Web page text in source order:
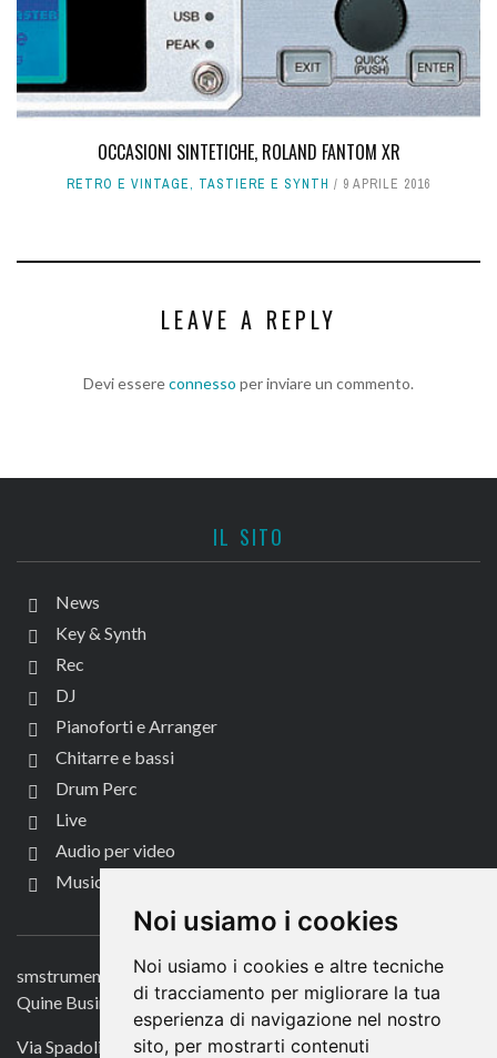
Noi usiamo i cookies
Noi usiamo i cookies e altre tecniche
di tracciamento per migliorare la tua
esperienza di navigazione nel nostro
sito, per mostrarti contenuti
OCCASIONI SINTETICHE, ROLAND FANTOM XR
RETRO E VINTAGE, TASTIERE E SYNTH 9 APRILE 2016
LEAVE A REPLY
Devi essereconnesso per inviare un commento.
IL SITO
News
Key & Synth
Rec
DJ
Pianoforti e Arranger
Chitarre e bassi
Drum Perc
Live
Audio per video
Music Life
CONTATTACI
smstrumentimusicali.it
Quine Business Publisher
Via Spadolini 7